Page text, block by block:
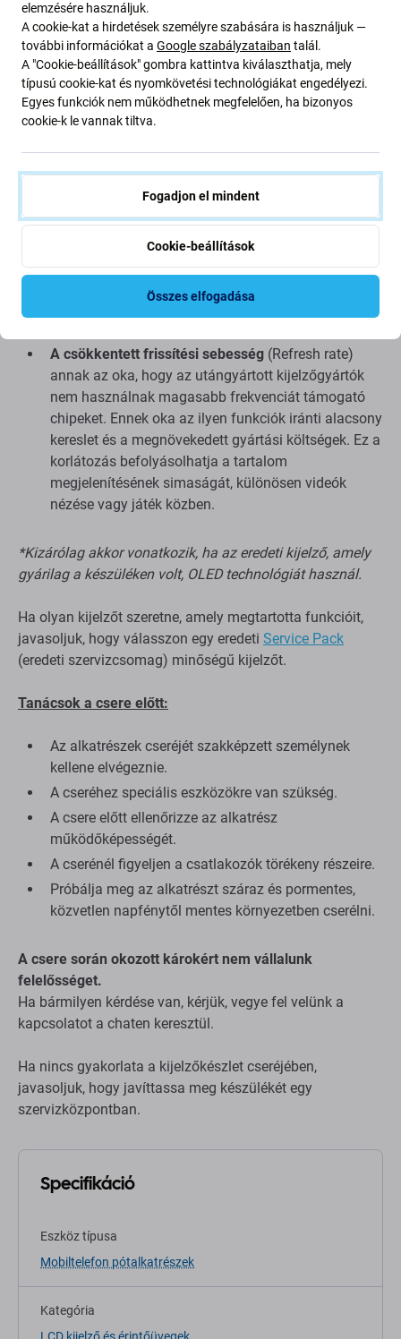
Csökkentett fényerő
Alacsonyabb képfelbontás
Alacsonyabb megbízhatóság
Szélesebb keret a kijelző körül
Nem támogatja a Allways on display* funkciót
Magasabb akkumulátor-fogyasztás az utángyártott
PRO OLED és az eredeti kijelzőhöz képest*
Vastagabb kijelzőpanel az Aftermarket PRO OLED és
az eredeti kijelzőhöz képest*
Nem támogatja az ujjlenyomat-olvasót, a
közelségérzékelőt és a megvilágítás
mivel az alkalmazott TFT-technológia
háttérvilágítással rendelkezik, amely
megakadályozza, hogy a fény áthatoljon az optikai
A csökkentett frissítési sebesség (Refresh rate)
annak az oka, hogy az utángyártott kijelzőgyártók
nem használnak magasabb frekvenciát támogató
chipeket. Ennek oka az ilyen funkciók iránti alacsony
kereslet és a megnövekedett gyártási költségek. Ez a
korlátozás befolyásolhatja a tartalom
megjelenítésének simaságát, különösen videók
nézése vagy játék közben.
*Kizárólag akkor vonatkozik, ha az eredeti kijelző, amely
gyárilag a készüléken volt, OLED technológiát használ.
Ha olyan kijelzőt szeretne, amely megtartotta funkcióit,
javasoljuk, hogy válasszon egy eredeti Service Pack
(eredeti szervizcsomag) minőségű kijelzőt.
Tanácsok a csere előtt:
Az alkatrészek cseréjét szakképzett személynek
kellene elvégeznie.
A cseréhez speciális eszközökre van szükség.
A csere előtt ellenőrizze az alkatrész
működőképességét.
A cserénél figyeljen a csatlakozók törékeny részeire.
Próbálja meg az alkatrészt száraz és pormentes,
közvetlen napfénytől mentes környezetben cserélni.
A csere során okozott károkért nem vállalunk
felelősséget.
Ha bármilyen kérdése van, kérjük, vegye fel velünk a
kapcsolatot a chaten keresztül.
Ha nincs gyakorlata a kijelzőkészlet cseréjében,
javasoljuk, hogy javíttassa meg készülékét egy
szervizközpontban.
Specifikáció
Eszköz típusa
Mobiltelefon pótalkatrészek
Kategória
elemzésére használjuk.
A cookie-kat a hirdetések személyre szabására is használjuk —
további információkat a Google szabályzataiban talál.
A "Cookie-beállítások" gombra kattintva kiválaszthatja, mely
típusú cookie-kat és nyomkövetési technológiákat engedélyezi.
Egyes funkciók nem működhetnek megfelelően, ha bizonyos
cookie-k le vannak tiltva.
Fogadjon el mindent
Cookie-beállítások
Összes elfogadása